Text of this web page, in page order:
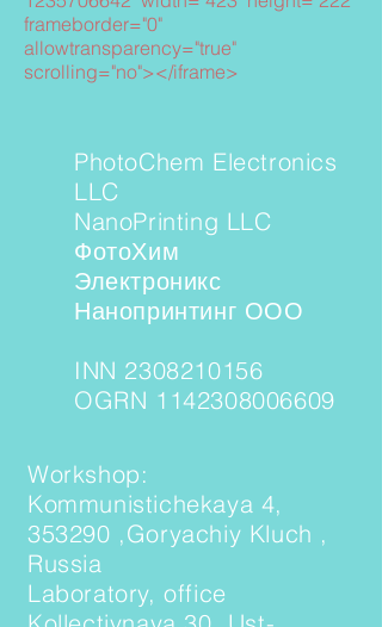
frameborder="0"
allowtransparency="true"
scrolling="no"></iframe>
PhotoChem Electronics
LLC
NanoPrinting LLC
ФотоХим
Электроникс
Нанопринтинг ООО
INN 2308210156
OGRN 1142308006609
Workshop:
Kommunistichekaya 4,
353290 ,Goryachiy Kluch ,
Russia
Laboratory, office